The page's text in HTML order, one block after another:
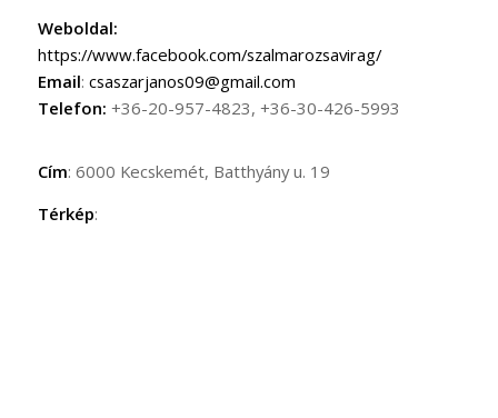
Weboldal:
https://www.facebook.com/szalmarozsavirag/
Email: csaszarjanos09@gmail.com
Telefon: +36-20-957-4823, +36-30-426-5993
Cím: 6000 Kecskemét, Batthyány u. 19
Térkép: